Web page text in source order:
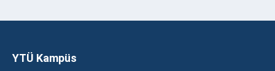
YTÜ Kampüs